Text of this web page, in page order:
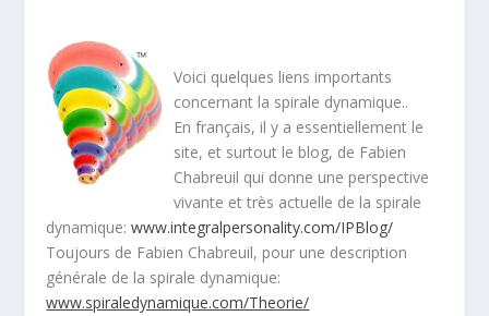
Voici quelques liens importants
concernant la spirale dynamique..
En français, il y a essentiellement le
site, et surtout le blog, de Fabien
Chabreuil qui donne une perspective
vivante et très actuelle de la spirale
dynamique:www.integralpersonality.com/IPBlog/
Toujours de Fabien Chabreuil, pour une description
générale de la spirale dynamique:
www.spiraledynamique.com/Theorie/